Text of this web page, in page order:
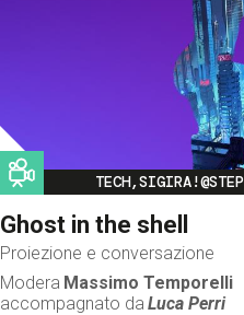
Image
TECH,SIGIRA!@STEP
Ghost in the shell
Proiezione e conversazione
Modera Massimo Temporelli
accompagnato da Luca Perri